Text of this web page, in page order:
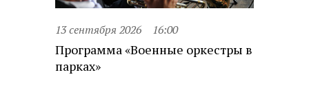
13 сентября 2026 16:00
Программа «Военные оркестры в
парках»